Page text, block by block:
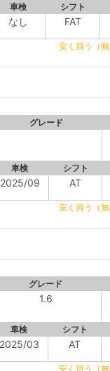
車検 シフト
なし FAT
安く買う（
グレード
車検 シフト
2025/09 AT
安く買う（
グレード
1.6
車検 シフト
2025/03 AT
安く買う（